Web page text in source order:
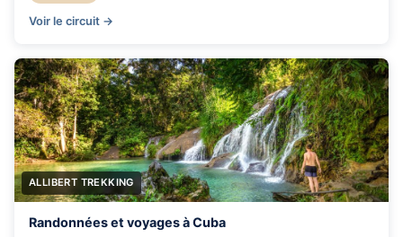
Voir le circuit →
ALLIBERT TREKKING
Randonnées et voyages à Cuba